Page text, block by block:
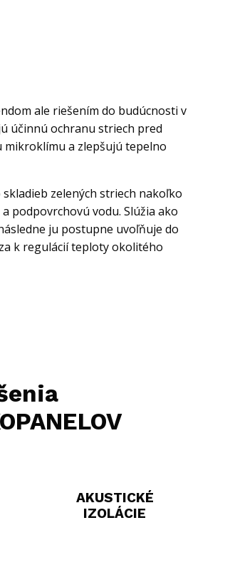
ale riešením do budúcnosti v
účinnú ochranu striech pred
a zlepšujú tepelno
zelených striech nakoľko
podpovrchovú vodu. Slúžia ako
ju postupne uvoľňuje do
k regulácií teploty okolitého
AKUSTICKÉ
IZOLÁCIE